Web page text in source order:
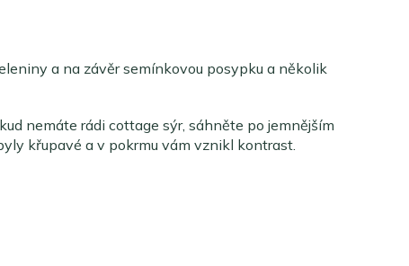
a na závěr semínkovou posypku a několik
nemáte rádi cottage sýr, sáhněte po jemnějším
křupavé a v pokrmu vám vznikl kontrast.